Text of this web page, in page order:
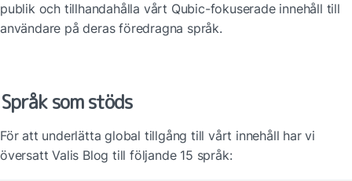
publik och tillhandahålla vårt Qubic-fokuserade innehåll till
användare på deras föredragna språk.
Språk som stöds
För att underlätta global tillgång till vårt innehåll har vi
översatt Valis Blog till följande 15 språk: